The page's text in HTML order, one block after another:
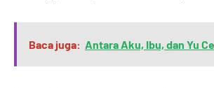
Baca juga: Antara Aku, Ibu, dan Yu